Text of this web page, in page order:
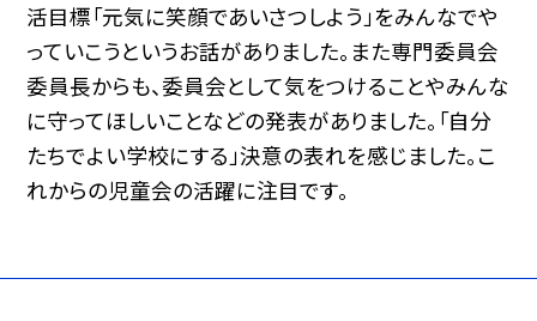
活目標「元気に笑顔であいさつしよう」をみんなでや
っていこうというお話がありました。また専門委員会
委員長からも、委員会として気をつけることやみんな
に守ってほしいことなどの発表がありました。「自分
たちでよい学校にする」決意の表れを感じました。こ
れからの児童会の活躍に注目です。